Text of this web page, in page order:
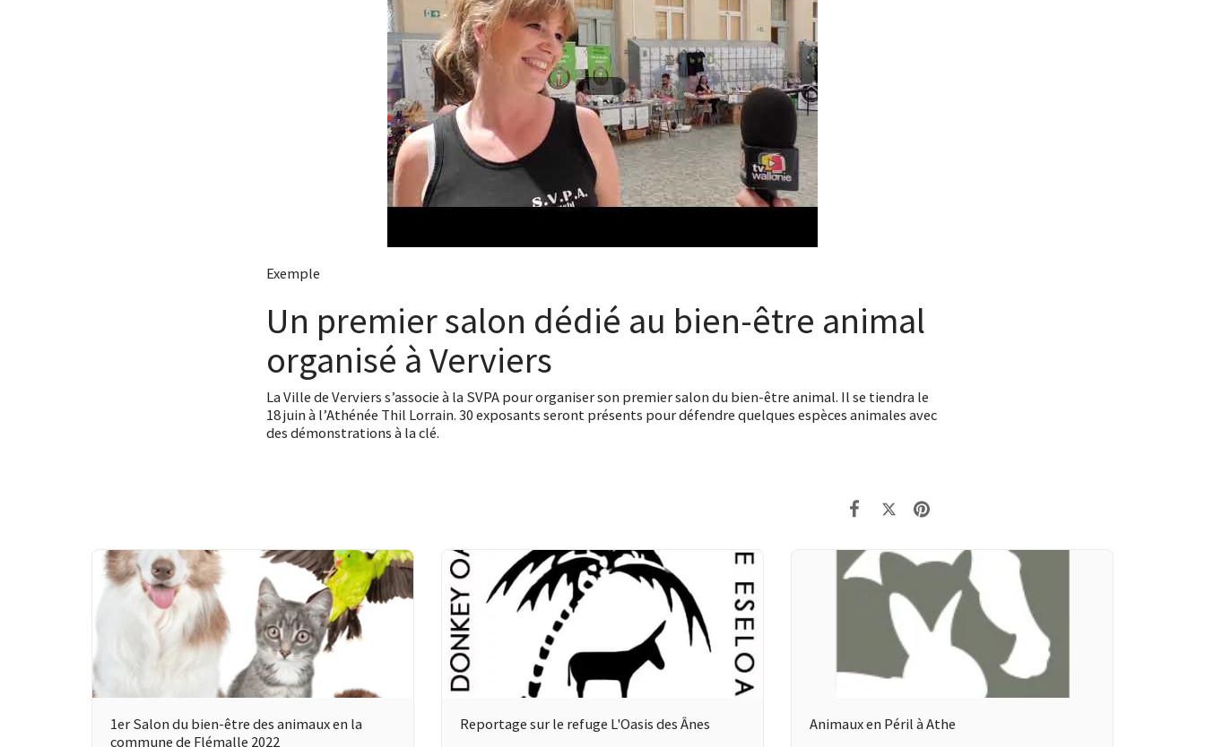
Exemple
Un premier salon dédié au bien-être animal
organisé à Verviers
La Ville de Verviers s’associe à la SVPA pour organiser son premier salon du bien-être animal. Il se tiendra le
18 juin à l’Athénée Thil Lorrain. 30 exposants seront présents pour défendre quelques espèces animales avec
des démonstrations à la clé.
1er Salon du bien-être des animaux en la
commune de Flémalle 2022
Reportage sur le refuge L'Oasis des Ânes Animaux en Péril à Athe